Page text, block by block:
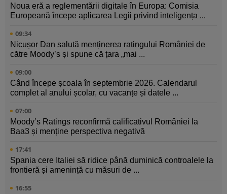
Noua eră a reglementării digitale în Europa: Comisia
Europeană începe aplicarea Legii privind inteligența ...
09:34
Nicușor Dan salută menținerea ratingului României de
către Moody’s și spune că țara „mai ...
09:00
Când începe școala în septembrie 2026. Calendarul
complet al anului școlar, cu vacanțe și datele ...
07:00
Moody’s Ratings reconfirmă calificativul României la
Baa3 și menține perspectiva negativă
17:41
Spania cere Italiei să ridice până duminică controalele la
frontieră și amenință cu măsuri de ...
16:55